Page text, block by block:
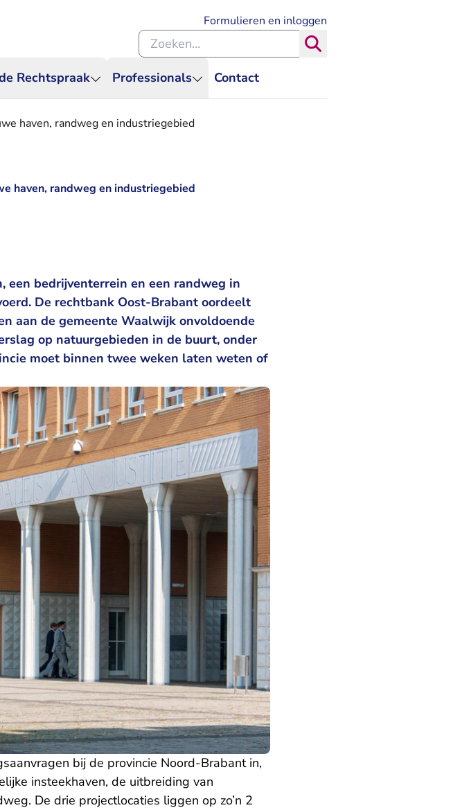
Rechtspraak Professionals Contact
Formulieren en inloggen
Zoeken binnen de Rechtspraak
haven, randweg en industriegebied
haven, randweg en industriegebied
een bedrijventerrein en een randweg in
De rechtbank Oost-Brabant oordeelt
aan de gemeente Waalwijk onvoldoende
op natuurgebieden in de buurt, onder
moet binnen twee weken laten weten of
bij de provincie Noord-Brabant in,
insteekhaven, de uitbreiding van
De drie projectlocaties liggen op zo’n 2